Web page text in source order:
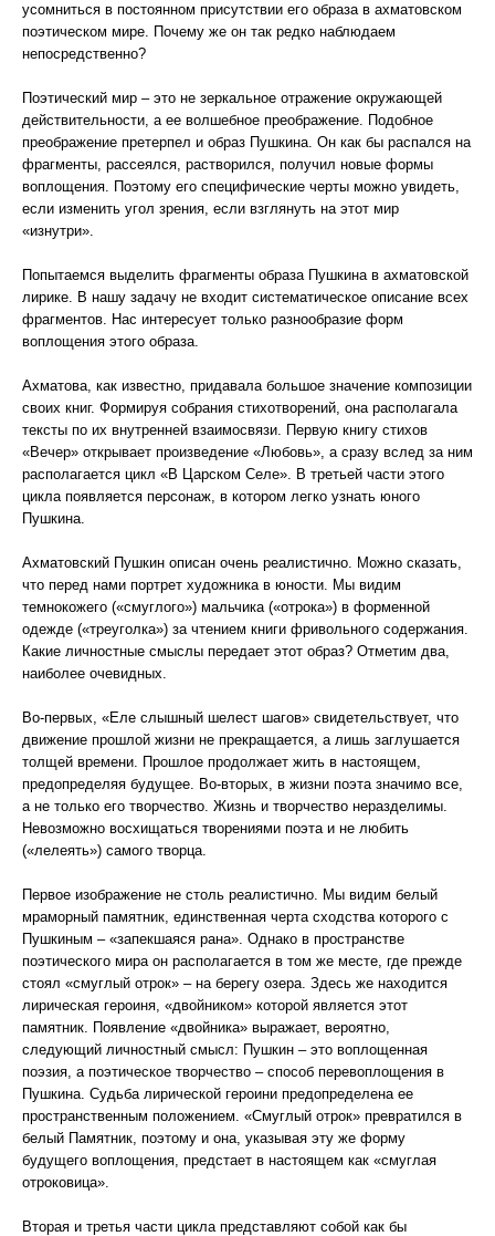
усомниться в постоянном присутствии его образа в ахматовском
поэтическом мире. Почему же он так редко наблюдаем
непосредственно?
Поэтический мир – это не зеркальное отражение окружающей
действительности, а ее волшебное преображение. Подобное
преображение претерпел и образ Пушкина. Он как бы распался на
фрагменты, рассеялся, растворился, получил новые формы
воплощения. Поэтому его специфические черты можно увидеть,
если изменить угол зрения, если взглянуть на этот мир
«изнутри».
Попытаемся выделить фрагменты образа Пушкина в ахматовской
лирике. В нашу задачу не входит систематическое описание всех
фрагментов. Нас интересует только разнообразие форм
воплощения этого образа.
Ахматова, как известно, придавала большое значение композиции
своих книг. Формируя собрания стихотворений, она располагала
тексты по их внутренней взаимосвязи. Первую книгу стихов
«Вечер» открывает произведение «Любовь», а сразу вслед за ним
располагается цикл «В Царском Селе». В третьей части этого
цикла появляется персонаж, в котором легко узнать юного
Пушкина.
Ахматовский Пушкин описан очень реалистично. Можно сказать,
что перед нами портрет художника в юности. Мы видим
темнокожего («смуглого») мальчика («отрока») в форменной
одежде («треуголка») за чтением книги фривольного содержания.
Какие личностные смыслы передает этот образ? Отметим два,
наиболее очевидных.
Во-первых, «Еле слышный шелест шагов» свидетельствует, что
движение прошлой жизни не прекращается, а лишь заглушается
толщей времени. Прошлое продолжает жить в настоящем,
предопределяя будущее. Во-вторых, в жизни поэта значимо все,
а не только его творчество. Жизнь и творчество неразделимы.
Невозможно восхищаться творениями поэта и не любить
(«лелеять») самого творца.
Первое изображение не столь реалистично. Мы видим белый
мраморный памятник, единственная черта сходства которого с
Пушкиным – «запекшаяся рана». Однако в пространстве
поэтического мира он располагается в том же месте, где прежде
стоял «смуглый отрок» – на берегу озера. Здесь же находится
лирическая героиня, «двойником» которой является этот
памятник. Появление «двойника» выражает, вероятно,
следующий личностный смысл: Пушкин – это воплощенная
поэзия, а поэтическое творчество – способ перевоплощения в
Пушкина. Судьба лирической героини предопределена ее
пространственным положением. «Смуглый отрок» превратился в
белый Памятник, поэтому и она, указывая эту же форму
будущего воплощения, предстает в настоящем как «смуглая
отроковица».
Вторая и третья части цикла представляют собой как бы